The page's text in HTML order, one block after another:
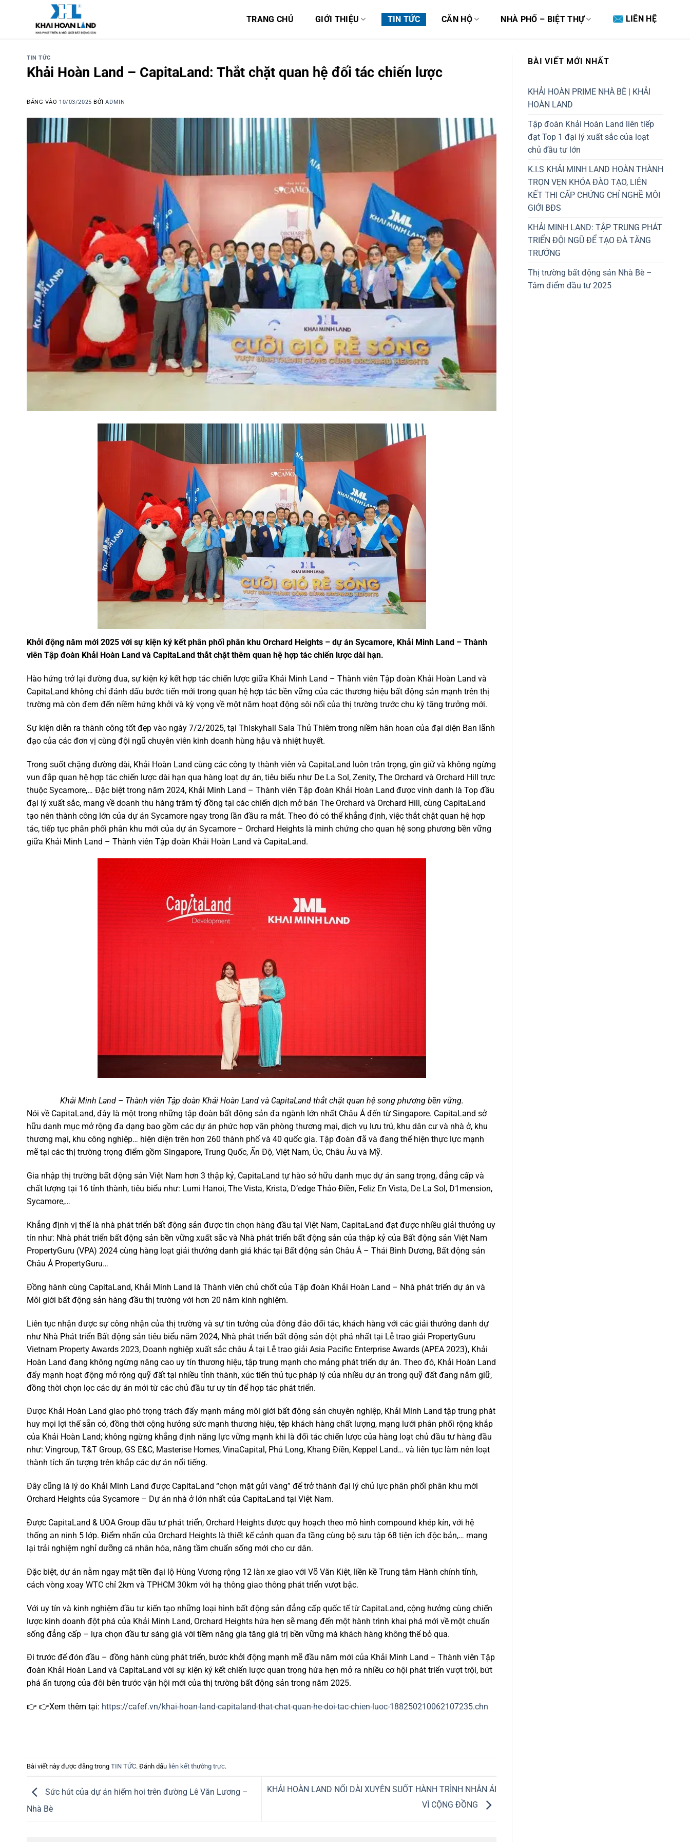
TRANG CHỦ GIỚI THIỆU TIN TỨC CĂN HỘ NHÀ PHỐ – BIỆT THỰ LIÊN HỆ
TIN TỨC
Khải Hoàn Land – CapitaLand: Thắt chặt quan hệ đối tác chiến lược
ĐĂNG VÀO 10/03/2025 BỞIADMIN
Khởi động năm mới 2025 với sự kiện ký kết phân phối phân khu Orchard Heights – dự án Sycamore, Khải Minh Land – Thành
viên Tập đoàn Khải Hoàn Land và CapitaLand thắt chặt thêm quan hệ hợp tác chiến lược dài hạn.
Hào hứng trở lại đường đua, sự kiện ký kết hợp tác chiến lược giữa Khải Minh Land – Thành viên Tập đoàn Khải Hoàn Land và
CapitaLand không chỉ đánh dấu bước tiến mới trong quan hệ hợp tác bền vững của các thương hiệu bất động sản mạnh trên thị
trường mà còn đem đến niềm hứng khởi và kỳ vọng về một năm hoạt động sôi nổi của thị trường trước chu kỳ tăng trưởng mới.
Sự kiện diễn ra thành công tốt đẹp vào ngày 7/2/2025, tại Thiskyhall Sala Thủ Thiêm trong niềm hân hoan của đại diện Ban lãnh
đạo của các đơn vị cùng đội ngũ chuyên viên kinh doanh hùng hậu và nhiệt huyết.
Trong suốt chặng đường dài, Khải Hoàn Land cùng các công ty thành viên và CapitaLand luôn trân trọng, gìn giữ và không ngừng
vun đắp quan hệ hợp tác chiến lược dài hạn qua hàng loạt dự án, tiêu biểu như De La Sol, Zenity, The Orchard và Orchard Hill trực
thuộc Sycamore,… Đặc biệt trong năm 2024, Khải Minh Land – Thành viên Tập đoàn Khải Hoàn Land được vinh danh là Top đầu
đại lý xuất sắc, mang về doanh thu hàng trăm tỷ đồng tại các chiến dịch mở bán The Orchard và Orchard Hill, cùng CapitaLand
tạo nên thành công lớn của dự án Sycamore ngay trong lần đầu ra mắt. Theo đó có thể khẳng định, việc thắt chặt quan hệ hợp
tác, tiếp tục phân phối phân khu mới của dự án Sycamore – Orchard Heights là minh chứng cho quan hệ song phương bền vững
giữa Khải Minh Land – Thành viên Tập đoàn Khải Hoàn Land và CapitaLand.
Khải Minh Land – Thành viên Tập đoàn Khải Hoàn Land và CapitaLand thắt chặt quan hệ song phương bền vững.
Nói về CapitaLand, đây là một trong những tập đoàn bất động sản đa ngành lớn nhất Châu Á đến từ Singapore. CapitaLand sở
hữu danh mục mở rộng đa dạng bao gồm các dự án phức hợp văn phòng thương mại, dịch vụ lưu trú, khu dân cư và nhà ở, khu
thương mại, khu công nghiệp… hiện diện trên hơn 260 thành phố và 40 quốc gia. Tập đoàn đã và đang thể hiện thực lực mạnh
mẽ tại các thị trường trọng điểm gồm Singapore, Trung Quốc, Ấn Độ, Việt Nam, Úc, Châu Âu và Mỹ.
Gia nhập thị trường bất động sản Việt Nam hơn 3 thập kỷ, CapitaLand tự hào sở hữu danh mục dự án sang trọng, đẳng cấp và
chất lượng tại 16 tỉnh thành, tiêu biểu như: Lumi Hanoi, The Vista, Krista, D’edge Thảo Điền, Feliz En Vista, De La Sol, D1mension,
Sycamore,…
Khẳng định vị thế là nhà phát triển bất động sản được tin chọn hàng đầu tại Việt Nam, CapitaLand đạt được nhiều giải thưởng uy
tín như: Nhà phát triển bất động sản bền vững xuất sắc và Nhà phát triển bất động sản của thập kỷ của Bất động sản Việt Nam
PropertyGuru (VPA) 2024 cùng hàng loạt giải thưởng danh giá khác tại Bất động sản Châu Á – Thái Bình Dương, Bất động sản
Châu Á PropertyGuru…
Đồng hành cùng CapitaLand, Khải Minh Land là Thành viên chủ chốt của Tập đoàn Khải Hoàn Land – Nhà phát triển dự án và
Môi giới bất động sản hàng đầu thị trường với hơn 20 năm kinh nghiệm.
Liên tục nhận được sự công nhận của thị trường và sự tin tưởng của đông đảo đối tác, khách hàng với các giải thưởng danh dự
như Nhà Phát triển Bất động sản tiêu biểu năm 2024, Nhà phát triển bất động sản đột phá nhất tại Lễ trao giải PropertyGuru
Vietnam Property Awards 2023, Doanh nghiệp xuất sắc châu Á tại Lễ trao giải Asia Pacific Enterprise Awards (APEA 2023), Khải
Hoàn Land đang không ngừng nâng cao uy tín thương hiệu, tập trung mạnh cho mảng phát triển dự án. Theo đó, Khải Hoàn Land
đẩy mạnh hoạt động mở rộng quỹ đất tại nhiều tỉnh thành, xúc tiến thủ tục pháp lý của nhiều dự án trong quỹ đất đang nắm giữ,
đồng thời chọn lọc các dự án mới từ các chủ đầu tư uy tín để hợp tác phát triển.
Được Khải Hoàn Land giao phó trọng trách đẩy mạnh mảng môi giới bất động sản chuyên nghiệp, Khải Minh Land tập trung phát
huy mọi lợi thế sẵn có, đồng thời cộng hưởng sức mạnh thương hiệu, tệp khách hàng chất lượng, mạng lưới phân phối rộng khắp
của Khải Hoàn Land; không ngừng khẳng định năng lực vững mạnh khi là đối tác chiến lược của hàng loạt chủ đầu tư hàng đầu
như: Vingroup, T&T Group, GS E&C, Masterise Homes, VinaCapital, Phú Long, Khang Điền, Keppel Land… và liên tục làm nên loạt
thành tích ấn tượng trên khắp các dự án nổi tiếng.
Đây cũng là lý do Khải Minh Land được CapitaLand “chọn mặt gửi vàng” để trở thành đại lý chủ lực phân phối phân khu mới
Orchard Heights của Sycamore – Dự án nhà ở lớn nhất của CapitaLand tại Việt Nam.
Được CapitaLand & UOA Group đầu tư phát triển, Orchard Heights được quy hoạch theo mô hình compound khép kín, với hệ
thống an ninh 5 lớp. Điểm nhấn của Orchard Heights là thiết kế cảnh quan đa tầng cùng bộ sưu tập 68 tiện ích độc bản,… mang
lại trải nghiệm nghỉ dưỡng cá nhân hóa, nâng tầm chuẩn sống mới cho cư dân.
Đặc biệt, dự án nằm ngay mặt tiền đại lộ Hùng Vương rộng 12 làn xe giao với Võ Văn Kiệt, liền kề Trung tâm Hành chính tỉnh,
cách vòng xoay WTC chỉ 2km và TPHCM 30km với hạ thông giao thông phát triển vượt bậc.
Với uy tín và kinh nghiệm đầu tư kiến tạo những loại hình bất động sản đẳng cấp quốc tế từ CapitaLand, cộng hưởng cùng chiến
lược kinh doanh đột phá của Khải Minh Land, Orchard Heights hứa hẹn sẽ mang đến một hành trình khai phá mới về một chuẩn
sống đẳng cấp – lựa chọn đầu tư sáng giá với tiềm năng gia tăng giá trị bền vững mà khách hàng không thể bỏ qua.
Đi trước để đón đầu – đồng hành cùng phát triển, bước khởi động mạnh mẽ đầu năm mới của Khải Minh Land – Thành viên Tập
đoàn Khải Hoàn Land và CapitaLand với sự kiện ký kết chiến lược quan trọng hứa hẹn mở ra nhiều cơ hội phát triển vượt trội, bứt
phá ấn tượng của đôi bên trước vận hội mới của thị trường bất động sản trong năm 2025.
👉 👉Xem thêm tại: https://cafef.vn/khai-hoan-land-capitaland-that-chat-quan-he-doi-tac-chien-luoc-188250210062107235.chn
Bài viết này được đăng trong TIN TỨC. Đánh dấu liên kết thường trực.
Sức hút của dự án hiếm hoi trên đường Lê Văn Lương –
Nhà Bè
KHẢI HOÀN LAND NỐI DÀI XUYÊN SUỐT HÀNH TRÌNH NHÂN ÁI
VÌ CỘNG ĐỒNG
BÀI VIẾT MỚI NHẤT
KHẢI HOÀN PRIME NHÀ BÈ | KHẢI
HOÀN LAND
Tập đoàn Khải Hoàn Land liên tiếp
đạt Top 1 đại lý xuất sắc của loạt
chủ đầu tư lớn
K.I.S KHẢI MINH LAND HOÀN THÀNH
TRỌN VẸN KHÓA ĐÀO TẠO, LIÊN
KẾT THI CẤP CHỨNG CHỈ NGHỀ MÔI
GIỚI BĐS
KHẢI MINH LAND: TẬP TRUNG PHÁT
TRIỂN ĐỘI NGŨ ĐỂ TẠO ĐÀ TĂNG
TRƯỞNG
Thị trường bất động sản Nhà Bè –
Tâm điểm đầu tư 2025